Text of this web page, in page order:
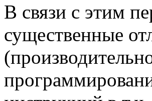
В связи с этим
существенные